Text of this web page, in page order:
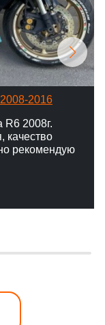
2016
R6 2008г.
качество
рекомендую